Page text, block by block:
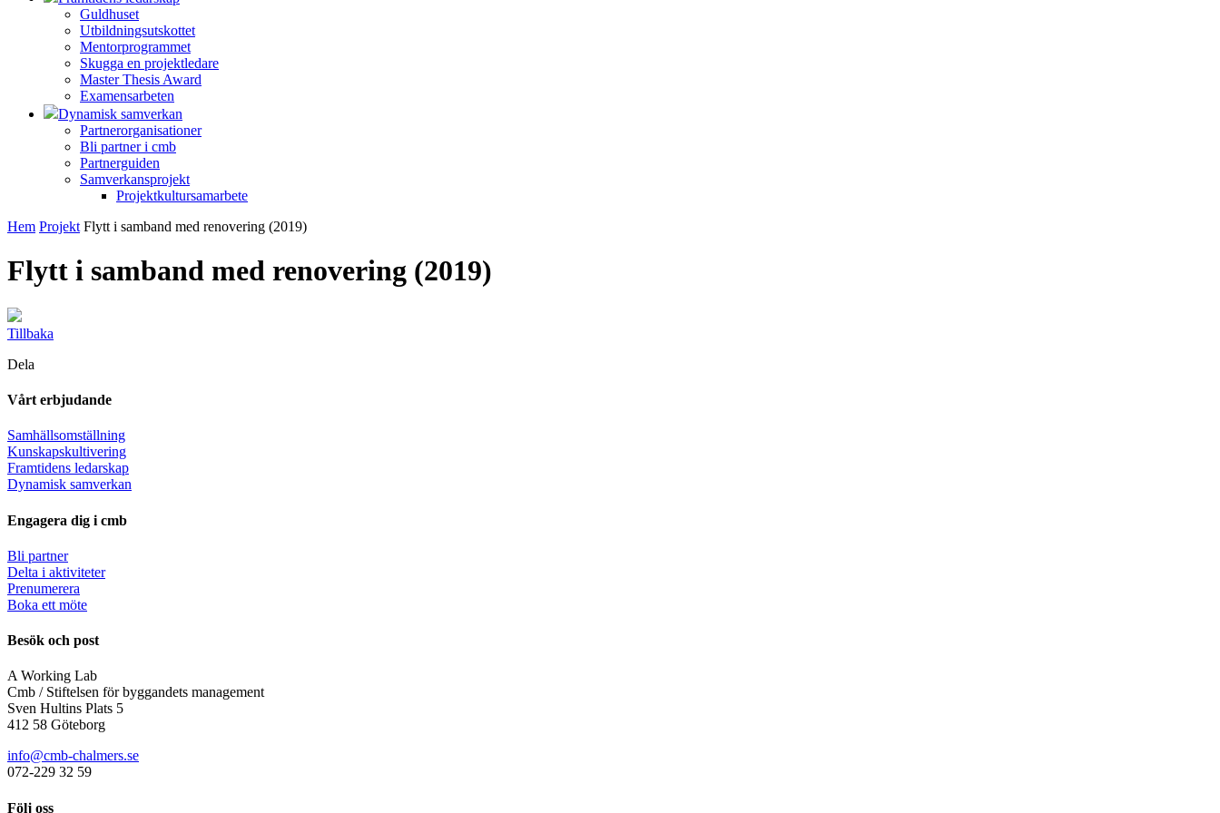
Guldhuset
Utbildningsutskottet
Mentorprogrammet
Skugga en projektledare
Master Thesis Award
Examensarbeten
Dynamisk samverkan
Partnerorganisationer
Bli partner i cmb
Partnerguiden
Samverkansprojekt
Projektkultursamarbete
Hem Projekt Flytt i samband med renovering (2019)
Flytt i samband med renovering (2019)
Tillbaka
Dela
Vårt erbjudande
Samhällsomställning
Kunskapskultivering
Framtidens ledarskap
Dynamisk samverkan
Engagera dig i cmb
Bli partner
Delta i aktiviteter
Prenumerera
Boka ett möte
Besök och post
A Working Lab
Cmb / Stiftelsen för byggandets management
Sven Hultins Plats 5
412 58 Göteborg
info@cmb-chalmers.se
072-229 32 59
Följ oss